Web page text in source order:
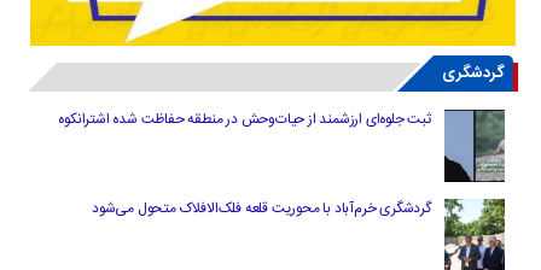
گردشگری
ثبت جلوه‌ای ارزشمند از حیات‌وحش در منطقه حفاظت شده اشترانکوه
گردشگری خرم‌آباد با محوریت قلعه فلک‌الافلاک متحول می‌شود